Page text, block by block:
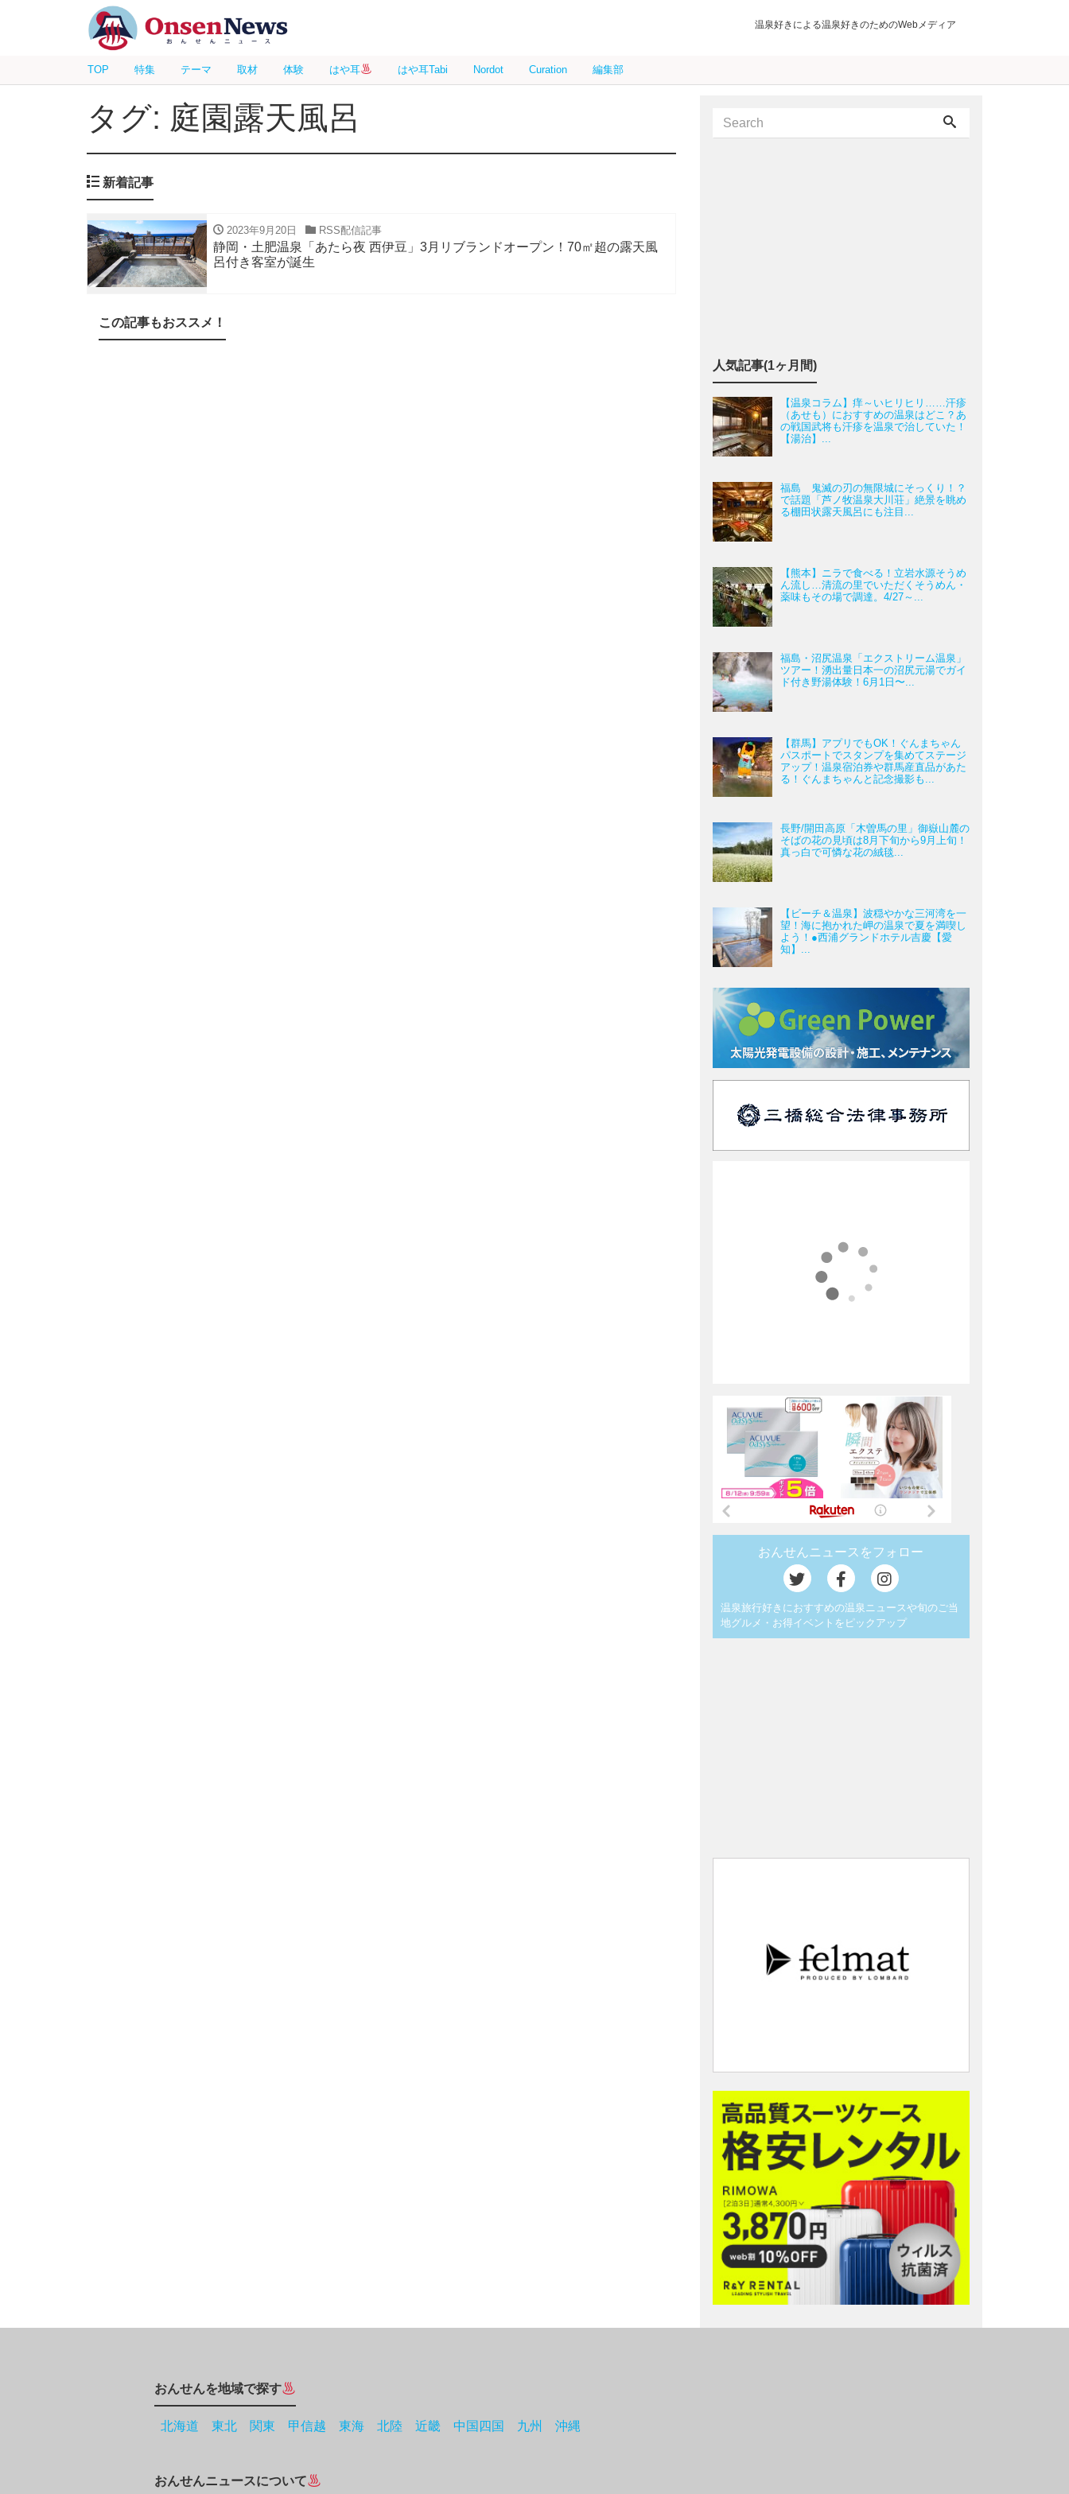
温泉好きによる温泉好きのためのWebメディア
TOP 特集 テーマ 取材 体験 はや耳 はや耳Tabi Nordot Curation 編集部
タグ: 庭園露天風呂
新着記事
2023年9月20日 RSS配信記事
静岡・土肥温泉「あたら夜 西伊豆」3月リブランドオープン！70㎡超の露天風
呂付き客室が誕生
この記事もおススメ！
人気記事(1ヶ月間)
【温泉コラム】痒～いヒリヒリ……汗疹
（あせも）におすすめの温泉はどこ？あ
の戦国武将も汗疹を温泉で治していた！
【湯治】...
福島 鬼滅の刃の無限城にそっくり！？
で話題「芦ノ牧温泉大川荘」絶景を眺め
る棚田状露天風呂にも注目...
【熊本】ニラで食べる！立岩水源そうめ
ん流し…清流の里でいただくそうめん・
薬味もその場で調達。4/27～...
福島・沼尻温泉「エクストリーム温泉」
ツアー！湧出量日本一の沼尻元湯でガイ
ド付き野湯体験！6月1日〜...
【群馬】アプリでもOK！ぐんまちゃん
パスポートでスタンプを集めてステージ
アップ！温泉宿泊券や群馬産直品があた
る！ぐんまちゃんと記念撮影も...
長野/開田高原「木曽馬の里」御嶽山麓の
そばの花の見頃は8月下旬から9月上旬！
真っ白で可憐な花の絨毯...
【ビーチ＆温泉】波穏やかな三河湾を一
望！海に抱かれた岬の温泉で夏を満喫し
よう！●西浦グランドホテル吉慶【愛
知】...
おんせんニュースをフォロー
温泉旅行好きにおすすめの温泉ニュースや旬のご当
地グルメ・お得イベントをピックアップ
おんせんを地域で探す
北海道 東北 関東 甲信越 東海 北陸 近畿 中国四国 九州 沖縄
おんせんニュースについて